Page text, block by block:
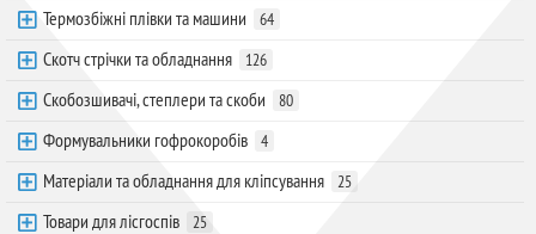
Термозбіжні плівки та машини 64
Скотч стрічки та обладнання 126
Скобозшивачі, степлери та скоби 80
Формувальники гофрокоробів 4
Матеріали та обладнання для кліпсування 25
Товари для лісгоспів 25